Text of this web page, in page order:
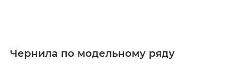
Чернила по модельному ряду